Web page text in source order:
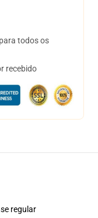
todos os
recebido
regular